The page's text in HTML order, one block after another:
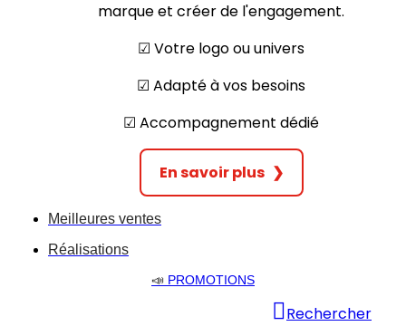
marque et créer de l'engagement.
☑︎ Votre logo ou univers
☑︎ Adapté à vos besoins
☑︎ Accompagnement dédié
En savoir plus ❯
Meilleures ventes
Réalisations
📣 PROMOTIONS
Rechercher